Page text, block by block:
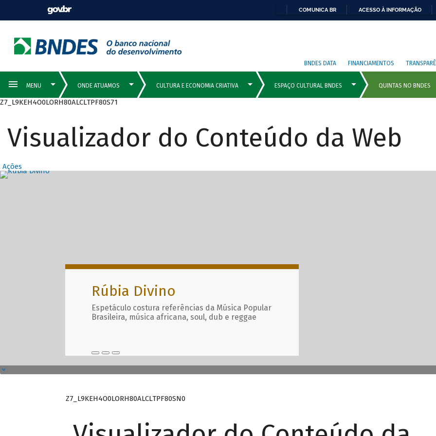
COMUNICA BR ACESSO À INFORMAÇÃO
BNDES DATA FINANCIAMENTOS
Z7_L9KEH4O0LORH80ALCLTPF80S71
Visualizador do Conteúdo da Web
Ações
Destaques Principais com
Rúbia Divino
Espetáculo costura referências da Música Popular
Brasileira, música africana, soul, dub e reggae
Z7_L9KEH4O0LORH80ALCLTPF80SN0